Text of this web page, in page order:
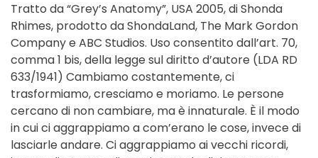
Tratto da “Grey’s Anatomy”, USA 2005, di Shonda
Rhimes, prodotto da ShondaLand, The Mark Gordon
Company e ABC Studios. Uso consentito dall’art. 70,
comma 1 bis, della legge sul diritto d’autore (LDA RD
633/1941) Cambiamo costantemente, ci
trasformiamo, cresciamo e moriamo. Le persone
cercano di non cambiare, ma è innaturale. È il modo
in cui ci aggrappiamo a com’erano le cose, invece di
lasciarle andare. Ci aggrappiamo ai vecchi ricordi,